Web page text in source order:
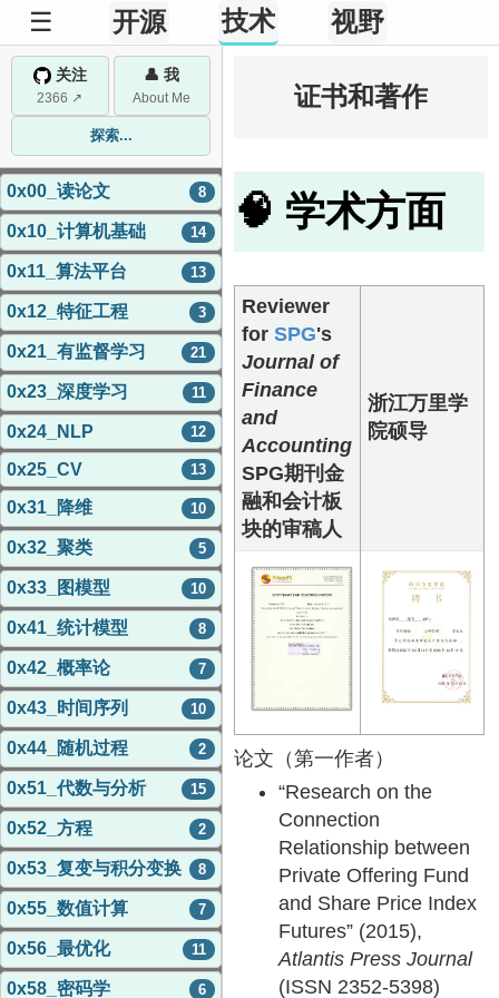
☰ 开源 技术 视野
关注
2366 ↗
👤 我
About Me
探索...
0x00_读论文 8
0x10_计算机基础 14
0x11_算法平台 13
0x12_特征工程 3
0x21_有监督学习 21
0x23_深度学习 11
0x24_NLP 12
0x25_CV 13
0x31_降维 10
0x32_聚类 5
0x33_图模型 10
0x41_统计模型 8
0x42_概率论 7
0x43_时间序列 10
0x44_随机过程 2
0x51_代数与分析 15
0x52_方程 2
0x53_复变与积分变换 8
0x55_数值计算 7
0x56_最优化 11
0x58_密码学 6
证书和著作
🧠 学术方面
Reviewer
forSPG's
Journal of
Finance
and
Accounting
SPG期刊金
融和会计板
块的审稿人
浙江万里学
院硕导
论文（第一作者）
“Research on the
Connection
Relationship between
Private Offering Fund
and Share Price Index
Futures” (2015),
Atlantis Press Journal
(ISSN 2352-5398)